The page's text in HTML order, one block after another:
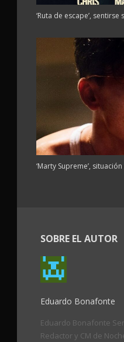
‘Ruta de escape’, sentirse
‘Marty Supreme’,
SOBRE EL AUTOR
Eduardo Bonafonte
Eduardo Bonafonte
Redactor y CM de